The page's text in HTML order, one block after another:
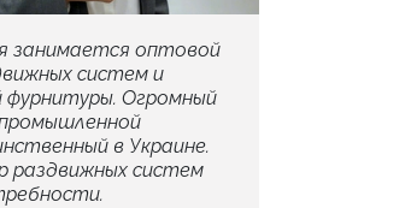
занимается оптовой
систем и
Огромный
в Украине.
раздвижных систем